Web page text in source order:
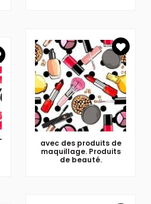
avec des produits de
maquillage. Produits
de beauté.